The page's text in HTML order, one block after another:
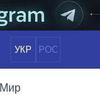
УКР РОС
Мир